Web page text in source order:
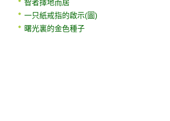
智者擇地而居
一只紙戒指的啟示(圖)
曙光裏的金色種子